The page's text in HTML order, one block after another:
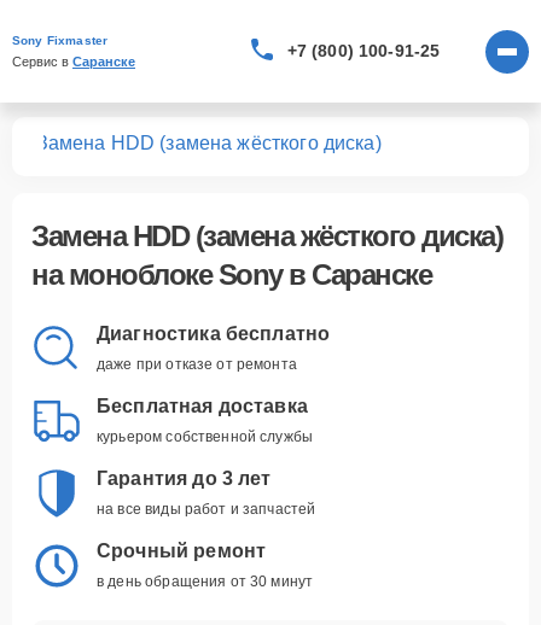
Sony Fixmaster
Сервис в Саранске
+7 (800) 100-91-25
Замена HDD (замена жёсткого диска)
Замена HDD (замена жёсткого диска)
на моноблоке Sony в Саранске
Диагностика бесплатно
даже при отказе от ремонта
Бесплатная доставка
курьером собственной службы
Гарантия до 3 лет
на все виды работ и запчастей
Срочный ремонт
в день обращения от 30 минут